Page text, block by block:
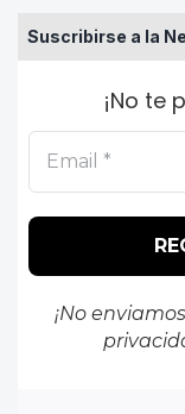
Suscribirse a la
¡No te
¡No